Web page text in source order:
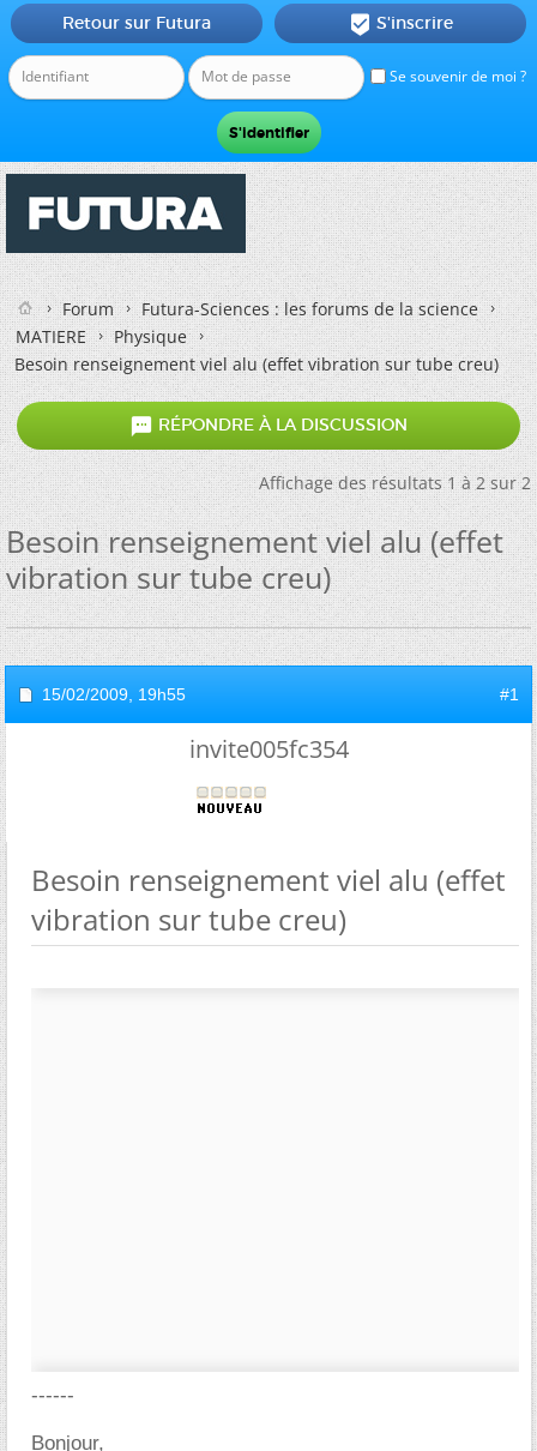
Se souvenir de moi ?
Retour sur Futura  S'inscrire
Forum
Futura-Sciences : les forums de la science
MATIERE
Physique
Besoin renseignement viel alu (effet vibration sur tube creu)
 RÉPONDRE À LA DISCUSSION
Affichage des résultats 1 à 2 sur 2
Besoin renseignement viel alu (effet
vibration sur tube creu)
15/02/2009, 19h55 #1
invite005fc354
Besoin renseignement viel alu (effet
vibration sur tube creu)
------
Bonjour,